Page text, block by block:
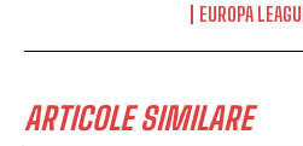
EUROPA
ARTICOLE SIMILARE